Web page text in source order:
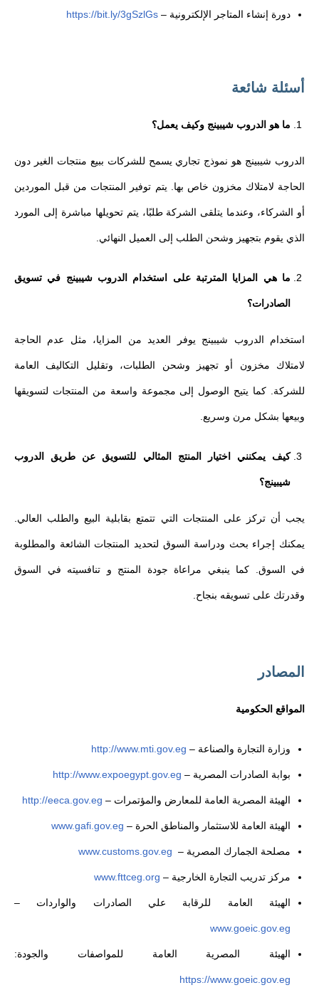
دورة إنشاء المتاجر الإلكترونية –
أسئلة شائعة
ما هو الدروب شيبينج وكيف يعمل؟
الدروب شيبينج هو نموذج تجاري يسمح للشركات ببيع منتجات الغير دون
الحاجة لامتلاك مخزون خاص بها. يتم توفير المنتجات من قبل الموردين
أو الشركاء، وعندما يتلقى الشركة طلبًا، يتم تحويلها مباشرة إلى المورد
الذي يقوم بتجهيز وشحن الطلب إلى العميل النهائي.
ما هي المزايا المترتبة على استخدام الدروب شيبينج في تسويق
الصادرات؟
استخدام الدروب شيبينج يوفر العديد من المزايا، مثل عدم الحاجة
لامتلاك مخزون أو تجهيز وشحن الطلبات، وتقليل التكاليف العامة
للشركة. كما يتيح الوصول إلى مجموعة واسعة من المنتجات لتسويقها
وبيعها بشكل مرن وسريع.
كيف يمكنني اختيار المنتج المثالي للتسويق عن طريق الدروب
شيبينج؟
يجب أن تركز على المنتجات التي تتمتع بقابلية البيع والطلب العالي.
يمكنك إجراء بحث ودراسة السوق لتحديد المنتجات الشائعة والمطلوبة
في السوق. كما ينبغي مراعاة جودة المنتج و تنافسيته في السوق
وقدرتك على تسويقه بنجاح.
المصادر
المواقع الحكومية
وزارة التجارة والصناعة – http://www.mti.gov.eg
بوابة الصادرات المصرية – http://www.expoegypt.gov.eg
الهيئة المصرية العامة للمعارض والمؤتمرات – http://eeca.gov.eg
الهيئة العامة للاستثمار والمناطق الحرة – www.gafi.gov.eg
مصلحة الجمارك المصرية – www.customs.gov.eg
مركز تدريب التجارة الخارجية – www.fttceg.org
الهيئة العامة للرقابة علي الصادرات والواردات –
www.goeic.gov.eg
الهيئة المصرية العامة للمواصفات والجودة:
https://www.goeic.gov.eg